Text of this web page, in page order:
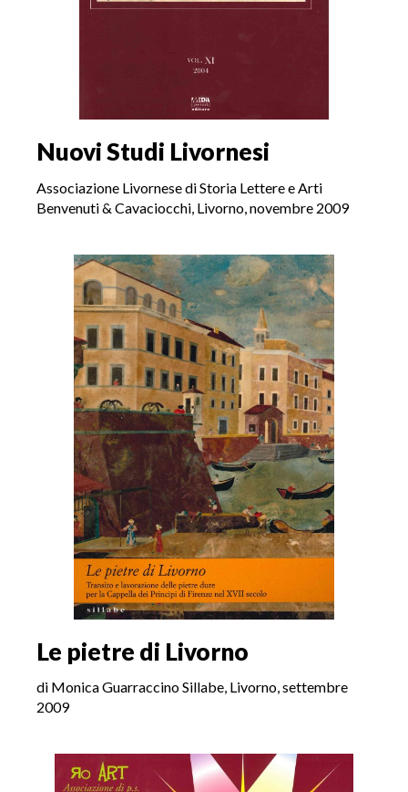
Nuovi Studi Livornesi
Associazione Livornese di Storia Lettere e Arti
Benvenuti & Cavaciocchi, Livorno, novembre 2009
Le pietre di Livorno
di Monica Guarraccino Sillabe, Livorno, settembre
2009